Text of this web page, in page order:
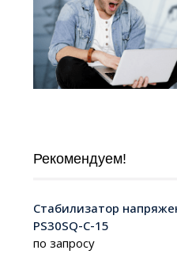
Рекомендуем!
Стабилизатор
PS30SQ-C-15
по запросу